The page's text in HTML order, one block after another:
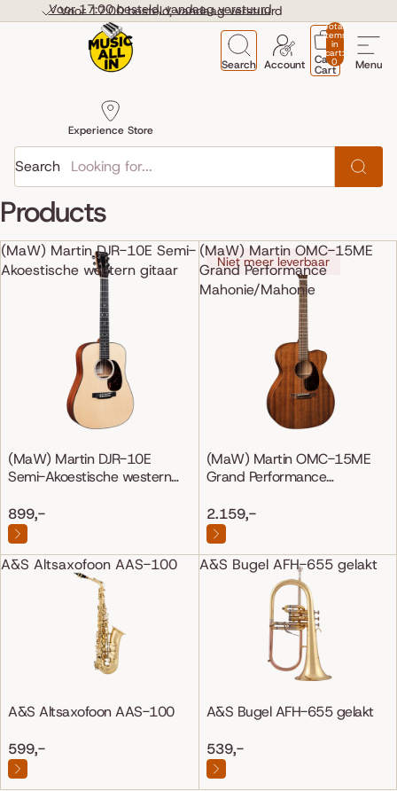
Voor 17:00 besteld, vandaag verstuurd
Voor 17:00 besteld, vandaag verstuurd
Menu
Search
Experience Store
Account
Total
items
in
cart:
0
Cart
Cart
Search
Products
(MaW) Martin DJR-10E Semi-
Akoestische western gitaar
(MaW) Martin DJR-10E
Semi-Akoestische western
899,-
(MaW) Martin OMC-15ME
Grand Performance
Mahonie/Mahonie
Niet meer leverbaar
(MaW) Martin OMC-15ME
Grand Performance
2.159,-
A&S Altsaxofoon AAS-100
A&S Altsaxofoon AAS-100
599,-
A&S Bugel AFH-655 gelakt
A&S Bugel AFH-655 gelakt
539,-